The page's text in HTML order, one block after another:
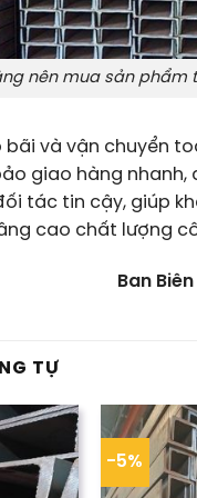
nên mua sản phẩm
bãi và vận chuyển
giao hàng nhanh,
tác tin cậy, giúp
cao chất lượng
Ban
TỰ
-5%